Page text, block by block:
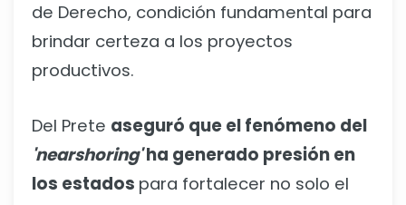
de Derecho, condición fundamental para
brindar certeza a los proyectos
productivos.
Del Prete aseguró que el fenómeno del
'nearshoring'ha generado presión en
los estados para fortalecer no solo el